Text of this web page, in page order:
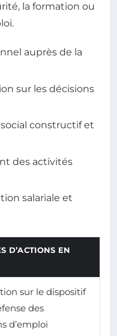
la formation ou
auprès de la
sur les décisions
constructif et
des activités
salariale et
D’ACTIONS EN
sur le dispositif
des
d’emploi